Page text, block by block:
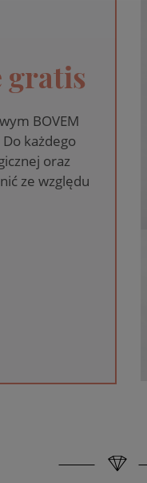
gratis
BOVEM
każdego
oraz
ze względu